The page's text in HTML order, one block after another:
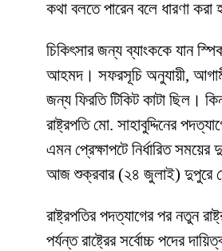
কথা বলতে পারেন বলে ধারণা করা
চিকিৎসার জন্য ব্যাংককে যান
আহমদ। সফরসূচি অনুযায়ী,
জন্য ফিরতি টিকিট কাটা ছিল।
রাষ্ট্রপতি মো. সাহাবুদ্দিনের
এমন প্রেক্ষাপটে নির্ধারিত
আজ শুক্রবার (২৪ জুলাই) দুপুরে
রাষ্ট্রপতির পদত্যাগের পর নতুন
পর্যন্ত রাষ্ট্রের সর্বোচ্চ পদের